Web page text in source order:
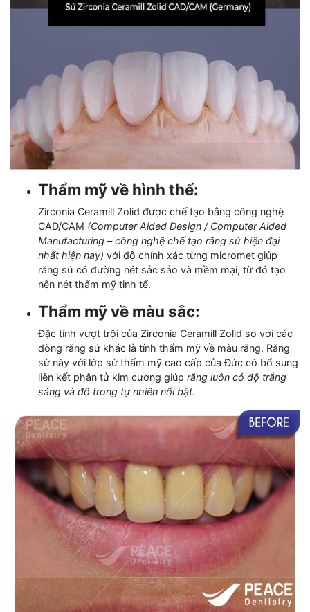
Thẩm mỹ về hình thể:
Zirconia Ceramill Zolid được chế tạo bằng công nghệ
CAD/CAM (Computer Aided Design / Computer Aided
Manufacturing – công nghệ chế tạo răng sứ hiện đại
nhất hiện nay) với độ chính xác từng micromet giúp
răng sứ có đường nét sắc sảo và mềm mại, từ đó tạo
nên nét thẩm mỹ tinh tế.
Thẩm mỹ về màu sắc:
Đặc tính vượt trội của Zirconia Ceramill Zolid so với các
dòng răng sứ khác là tính thẩm mỹ về màu răng. Răng
sứ này với lớp sứ thẩm mỹ cao cấp của Đức có bổ sung
liên kết phân tử kim cương giúp răng luôn có độ trắng
sáng và độ trong tự nhiên nổi bật.